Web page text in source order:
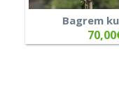
Bagrem
70,00